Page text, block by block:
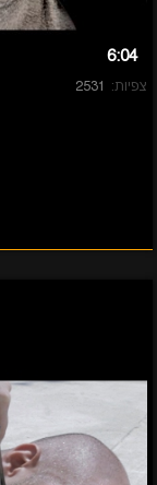
6:04
צפיות: 2531